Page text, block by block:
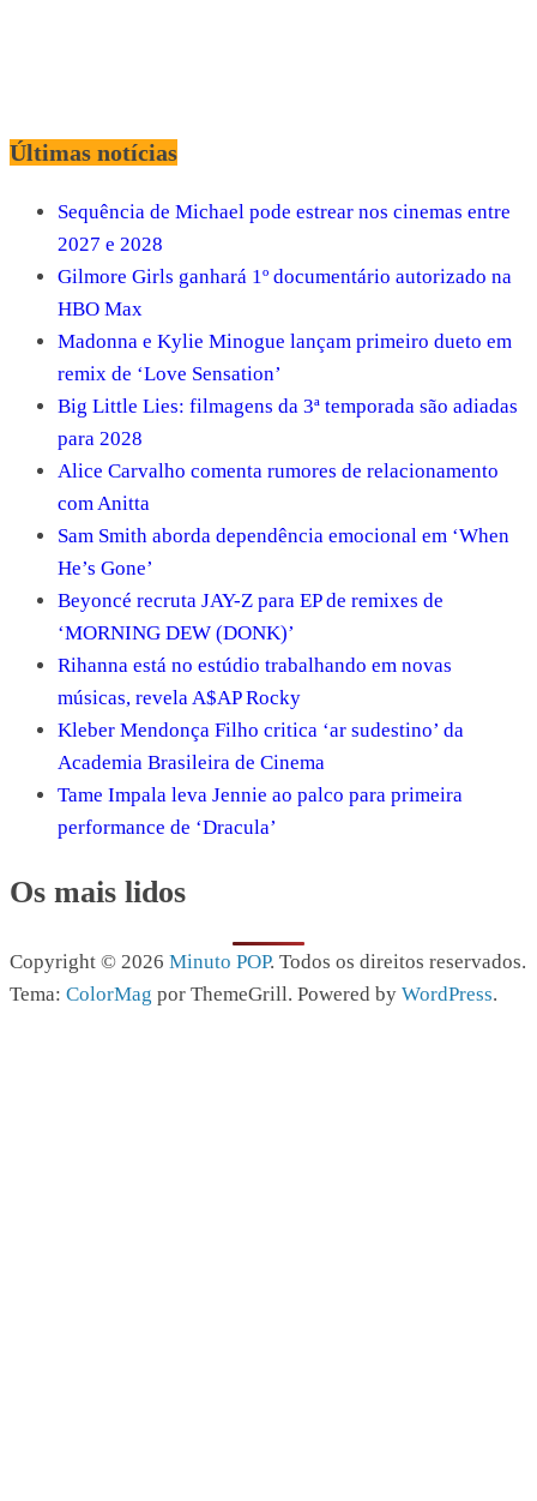
Últimas notícias
Sequência de Michael pode estrear nos cinemas entre
2027 e 2028
Gilmore Girls ganhará 1º documentário autorizado na
HBO Max
Madonna e Kylie Minogue lançam primeiro dueto em
remix de ‘Love Sensation’
Big Little Lies: filmagens da 3ª temporada são adiadas
para 2028
Alice Carvalho comenta rumores de relacionamento
com Anitta
Sam Smith aborda dependência emocional em ‘When
He’s Gone’
Beyoncé recruta JAY-Z para EP de remixes de
‘MORNING DEW (DONK)’
Rihanna está no estúdio trabalhando em novas
músicas, revela A$AP Rocky
Kleber Mendonça Filho critica ‘ar sudestino’ da
Academia Brasileira de Cinema
Tame Impala leva Jennie ao palco para primeira
performance de ‘Dracula’
Os mais lidos
Copyright © 2026 Minuto POP. Todos os direitos reservados.
Tema: ColorMag por ThemeGrill. Powered by WordPress.